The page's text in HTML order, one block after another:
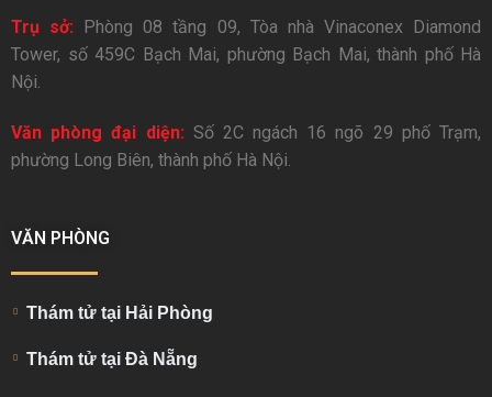
Trụ sở:
Phòng 08 tầng 09, Tòa nhà Vinaconex Diamond
Tower, số 459C Bạch Mai, phường Bạch Mai, thành phố Hà
Nội.
Văn phòng đại diện: Số 2C ngách 16 ngõ 29 phố Trạm,
phường Long Biên, thành phố Hà Nội.
VĂN PHÒNG
Thám tử tại Hải Phòng
Thám tử tại Đà Nẵng